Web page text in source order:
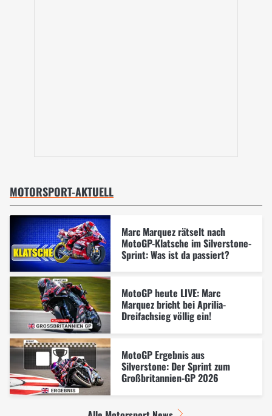
MOTORSPORT-AKTUELL
Marc Marquez rätselt nach
MotoGP-Klatsche im Silverstone-
Sprint: Was ist da passiert?
MotoGP heute LIVE: Marc
Marquez bricht bei Aprilia-
Dreifachsieg völlig ein!
MotoGP Ergebnis aus
Silverstone: Der Sprint zum
Großbritannien-GP 2026